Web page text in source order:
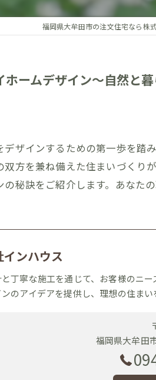
安心の保証（住宅設備）
福岡県大牟田市の注文住宅なら株
ームデザイン〜自然と
ザインするための第一歩を
方を兼ね備えた住まいづくり
秘訣をご紹介します。あなた
ンハウス
丁寧な施工を通じて、お客様のニ
のアイデアを提供し、理想の住ま
福岡県大牟田